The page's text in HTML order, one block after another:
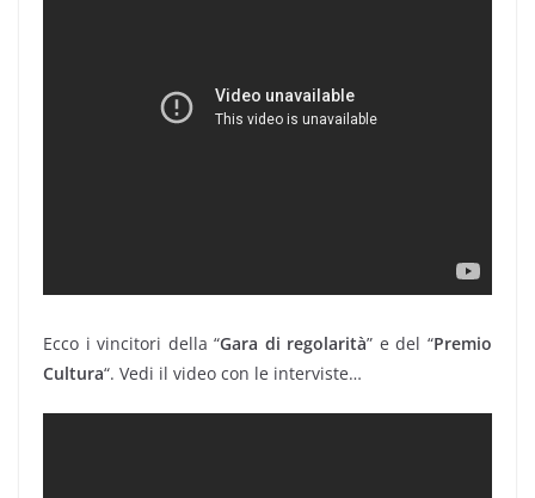
Ecco i vincitori della “Gara di regolarità” e del “Premio
Cultura“. Vedi il video con le interviste…